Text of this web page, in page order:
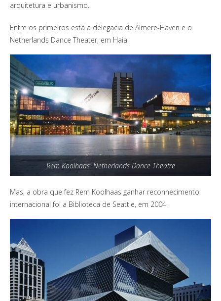
arquitetura e urbanismo.
Entre os primeiros está a delegacia de Almere-Haven e o
Netherlands Dance Theater, em Haia.
Rem Koolhaas: Netherlands Dance Theatre
Mas, a obra que fez Rem Koolhaas ganhar reconhecimento
internacional foi a Biblioteca de Seattle, em 2004.